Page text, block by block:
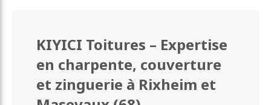
KIYICI Toitures – Expertise
en charpente, couverture
et zinguerie à Rixheim et